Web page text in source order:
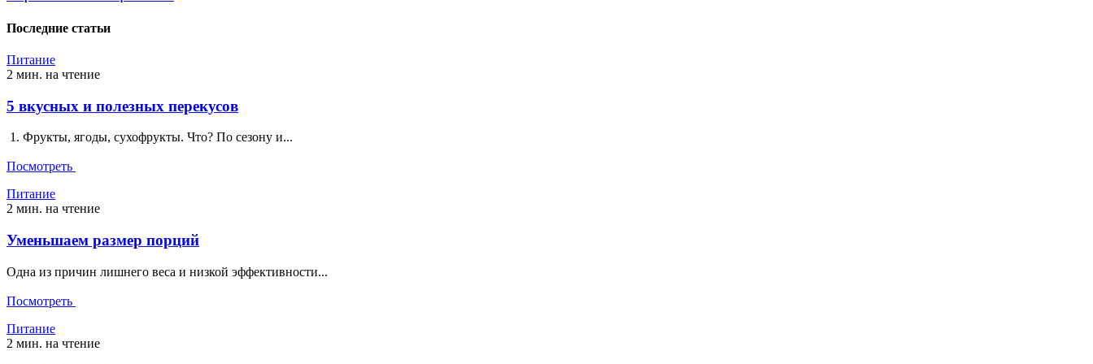
Последние статьи
Питание
2 мин. на чтение
5 вкусных и полезных перекусов
1. Фрукты, ягоды, сухофрукты. Что? По сезону и...
Посмотреть
Питание
2 мин. на чтение
Уменьшаем размер порций
Одна из причин лишнего веса и низкой эффективности...
Посмотреть
Питание
2 мин. на чтение